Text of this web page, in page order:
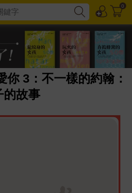
0
你 3：不一樣的約翰：
的故事